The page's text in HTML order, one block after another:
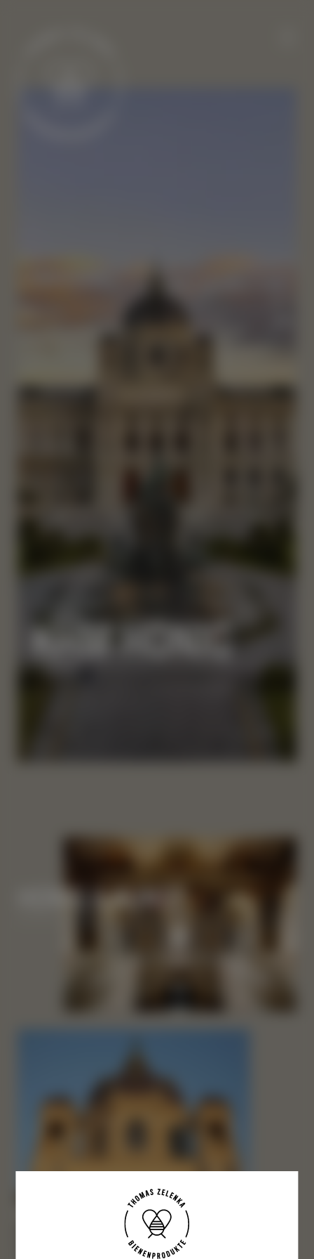
KHM HONIG
HONIG & KUNST
Bienen suchen immer das nächstliegend beste
Nahrungsangebot und kosten es bis zum letzten